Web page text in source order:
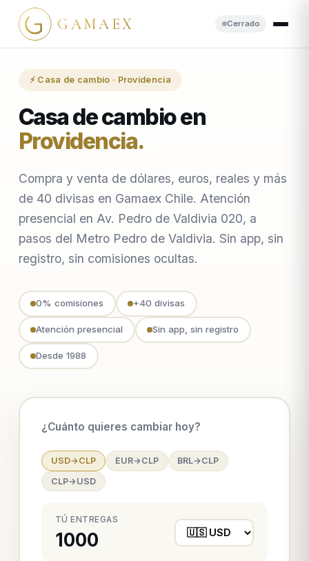
GAMAEX Cerrado
⚡ Casa de cambio · Providencia
Casa de cambio en
Providencia.
Compra y venta de dólares, euros, reales y más
de 40 divisas en Gamaex Chile. Atención
presencial en Av. Pedro de Valdivia 020, a
pasos del Metro Pedro de Valdivia. Sin app, sin
registro, sin comisiones ocultas.
0% comisiones +40 divisas
Atención presencial Sin app, sin registro
Desde 1988
¿Cuánto quieres cambiar hoy?
USD→CLP EUR→CLP
BRL→CLP
CLP→USD
TÚ ENTREGAS